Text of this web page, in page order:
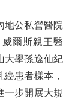
公私營醫院
爾斯親王醫
大學孫逸仙紀
患者樣本，
一步開展大規